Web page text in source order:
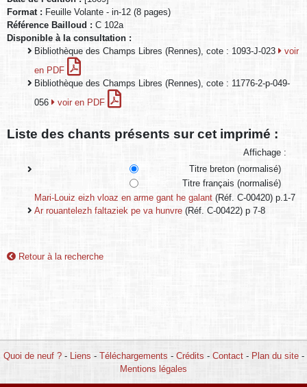
Format : Feuille Volante - in-12 (8 pages)
Référence Bailloud : C 102a
Disponible à la consultation :
Bibliothèque des Champs Libres (Rennes), cote : 1093-J-023
voir
en PDF
Bibliothèque des Champs Libres (Rennes), cote : 11776-2-p-049-
056
voir en PDF
Liste des chants présents sur cet imprimé :
Affichage :
Titre breton (normalisé)
Titre français (normalisé)
Mari-Louiz eizh vloaz en arme gant he galant (Réf. C-00420) p.1-7
Ar rouantelezh faltaziek pe va hunvre (Réf. C-00422) p 7-8
Retour à la recherche
Quoi de neuf ?- Liens - Téléchargements - Crédits - Contact- Plan du site-
Mentions légales